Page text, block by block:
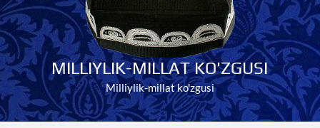
MILLIYLIK-MILLAT KO'ZGUSI
Milliylik-millat ko'zgusi